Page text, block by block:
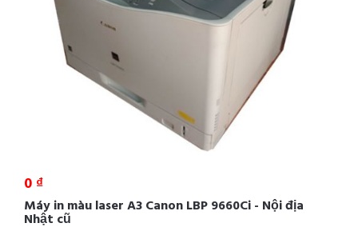
0 ₫
Máy in màu laser A3 Canon LBP 9660Ci - Nội địa
Nhật cũ